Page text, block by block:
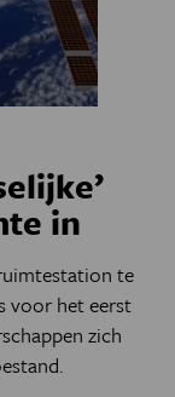
in
te
voor het eerst
zich